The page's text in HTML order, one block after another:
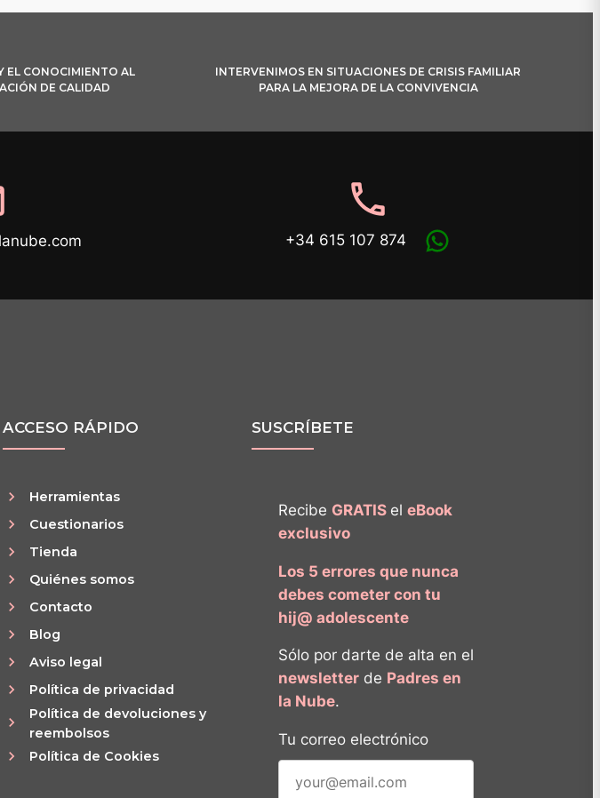
EL CONOCIMIENTO AL
DE CALIDAD
INTERVENIMOS EN SITUACIONES DE CRISIS FAMILIAR
PARA LA MEJORA DE LA CONVIVENCIA
phone
+34 615 107 874
ACCESO RÁPIDO
Herramientas
Cuestionarios
Tienda
Quiénes somos
Contacto
Blog
Aviso legal
Política de privacidad
Política de devoluciones y
reembolsos
Política de Cookies
SUSCRÍBETE
Recibe GRATIS el eBook
exclusivo
Los 5 errores que nunca
debes cometer con tu
hij@ adolescente
Sólo por darte de alta en el
newsletter de Padres en
la Nube.
Tu correo electrónico